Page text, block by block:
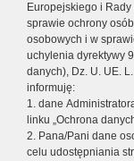
Europejskiego i
sprawie ochrony
osobowych i w
uchylenia dyrektywy
danych), Dz. U. UE.
informuję:
1. dane
linku „Ochrona
2. Pana/Pani dane
celu udostępniania